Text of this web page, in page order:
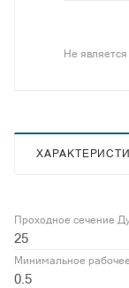
Не
Проходное сечение
25
Минимальное
0.5